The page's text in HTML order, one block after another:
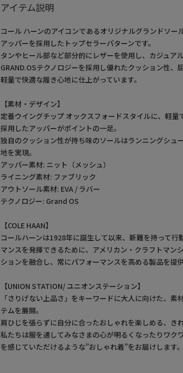
アイテム説明
コール ハーンのアイコンであるオリジナルグランドソー
アッパーを採用したトップセラーパターンです。
タンやヒール部など部分的にレザーを使用し、カジュア
GRAND.OSテクノロジーを採用し優れたクッション性、
軽量で快適な履き心地に仕上がっています。
【素材・デザイン】
定番ウイングチップ オックスフォードスタイルに、軽量
採用したアッパーがポイントの一足。
独自のクッション性が持ち味のソールはランニングシュ
地を実現。
アッパー素材: ニット（メッシュ）
ライニング素材: ファブリック
アウトソール素材: EVA / ラバー
テクノロジー: Grand OS
【COLE HAAN】
コールハーンは1928年に誕生して以来、新難を持って行
マンスを発揮できるために、アメリカン・クラフトマン
ションを融合し、常にパフォーマンスを高める製品を提
【UNION STATION/ ユニオンステーション】
「さりげない上品さ」をキーワードに大人に向けた、素
テムを展開。
肩ひじを張らずに自分に合ったおしゃれを楽しめる、き
私たちは服を通してみなさまの心が明るくなったりワク
を感じていただけるような”おしゃれ着”をお届けします。